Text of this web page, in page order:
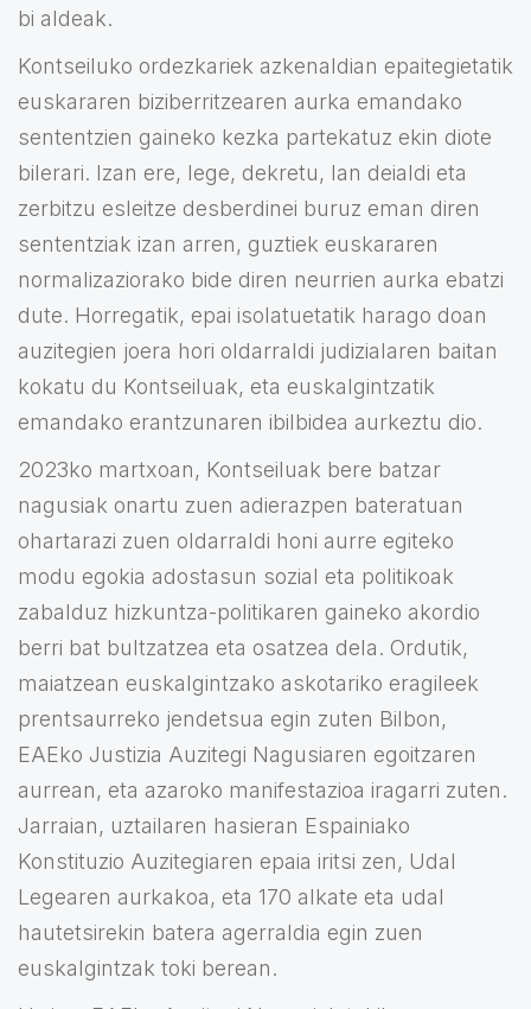
bi aldeak.
Kontseiluko ordezkariek azkenaldian epaitegietatik
euskararen biziberritzearen aurka emandako
sententzien gaineko kezka partekatuz ekin diote
bilerari. Izan ere, lege, dekretu, lan deialdi eta
zerbitzu esleitze desberdinei buruz eman diren
sententziak izan arren, guztiek euskararen
normalizaziorako bide diren neurrien aurka ebatzi
dute. Horregatik, epai isolatuetatik harago doan
auzitegien joera hori oldarraldi judizialaren baitan
kokatu du Kontseiluak, eta euskalgintzatik
emandako erantzunaren ibilbidea aurkeztu dio.
2023ko martxoan, Kontseiluak bere batzar
nagusiak onartu zuen adierazpen bateratuan
ohartarazi zuen oldarraldi honi aurre egiteko
modu egokia adostasun sozial eta politikoak
zabalduz hizkuntza-politikaren gaineko akordio
berri bat bultzatzea eta osatzea dela. Ordutik,
maiatzean euskalgintzako askotariko eragileek
prentsaurreko jendetsua egin zuten Bilbon,
EAEko Justizia Auzitegi Nagusiaren egoitzaren
aurrean, eta azaroko manifestazioa iragarri zuten.
Jarraian, uztailaren hasieran Espainiako
Konstituzio Auzitegiaren epaia iritsi zen, Udal
Legearen aurkakoa, eta 170 alkate eta udal
hautetsirekin batera agerraldia egin zuen
euskalgintzak toki berean.